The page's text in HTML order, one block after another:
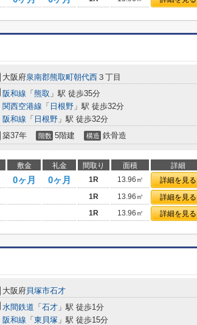
大阪府泉南郡熊取町朝代西 ３丁目
阪和線 「 熊取 」駅 徒歩35分
関西空港線 「 日根野 」駅 徒歩32分
阪和線 「 日根野 」駅 徒歩32分
築37年 階数 5階建 構造 鉄骨造
敷金 礼金 間取り 面積 詳細
0ヶ月 0ヶ月 1R 13.96㎡ 詳細を見る
1R 13.96㎡ 詳細を見る
1R 13.96㎡ 詳細を見る
大阪府貝塚市石才
水間鉄道 「 石才 」駅 徒歩1分
阪和線 「 東貝塚 」駅 徒歩15分